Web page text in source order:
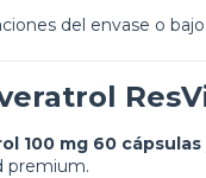
del envase o
100 mg 60 cápsulas
premium.